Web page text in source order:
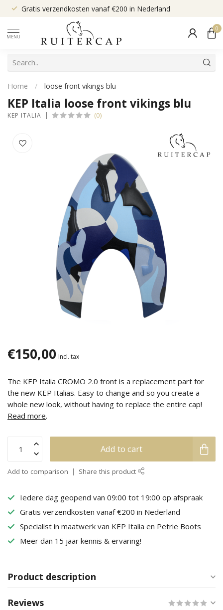
Gratis verzendkosten vanaf €200 in Nederland
MENU
0
Home / loose front vikings blu
KEP Italia loose front vikings blu
KEP ITALIA (0)
€150,00 Incl. tax
The KEP Italia CROMO 2.0 front is a replacement part for
the new KEP Italias. Easy to change and so you create a
whole new look, without having to replace the entire cap!
Read more.
Add to cart
Add to comparison Share this product
Iedere dag geopend van 09:00 tot 19:00 op afspraak
Gratis verzendkosten vanaf €200 in Nederland
Specialist in maatwerk van KEP Italia en Petrie Boots
Meer dan 15 jaar kennis & ervaring!
Product description
Reviews